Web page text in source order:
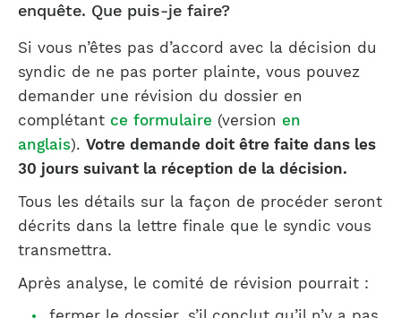
enquête. Que puis-je faire?
Si vous n’êtes pas d’accord avec la décision du
syndic de ne pas porter plainte, vous pouvez
demander une révision du dossier en
complétant ce formulaire (version en
anglais). Votre demande doit être faite dans les
30 jours suivant la réception de la décision.
Tous les détails sur la façon de procéder seront
décrits dans la lettre finale que le syndic vous
transmettra.
Après analyse, le comité de révision pourrait :